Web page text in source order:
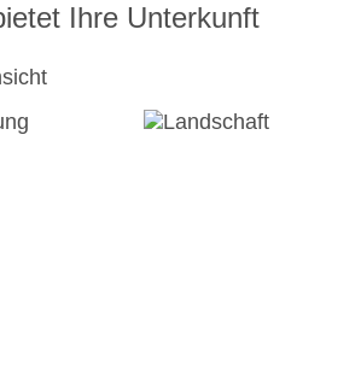
Ihre Unterkunft